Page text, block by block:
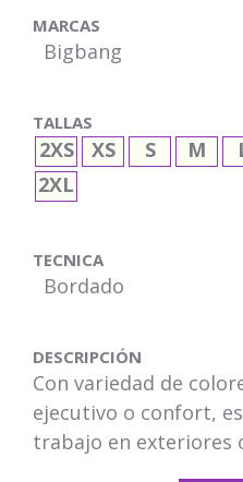
MARCAS
Bigbang
TALLAS
2XS XS S M
2XL
TECNICA
Bordado
DESCRIPCIÓN
Con variedad de
ejecutivo o confort,
trabajo en exteriores